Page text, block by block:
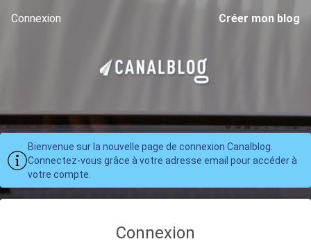
Connexion Créer mon blog
Bienvenue sur la nouvelle page de connexion Canalblog.
Connectez-vous grâce à votre adresse email pour accéder à
votre compte.
Connexion